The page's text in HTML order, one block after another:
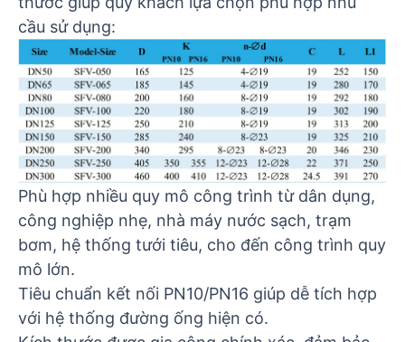
cầu sử dụng:
Phù hợp nhiều quy mô công trình từ dân dụng,
công nghiệp nhẹ, nhà máy nước sạch, trạm
bơm, hệ thống tưới tiêu, cho đến công trình quy
mô lớn.
Tiêu chuẩn kết nối PN10/PN16 giúp dễ tích hợp
với hệ thống đường ống hiện có.